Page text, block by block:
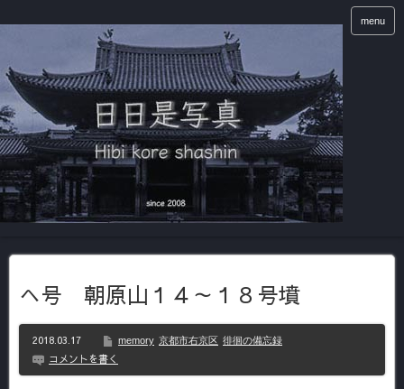
menu
へ号 朝原山１４～１８号墳
2018.03.17 memory 京都市右京区 徘徊の備忘録
コメントを書く